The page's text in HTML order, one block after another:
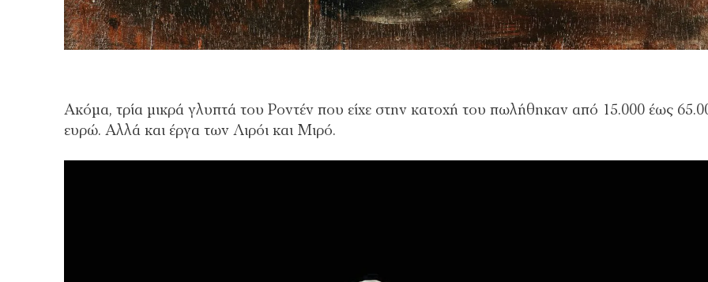
Ακόμα, τρία μικρά γλυπτά του Ροντέν που είχε στην κατοχή του πωλήθηκαν από 15.000 έως
ευρώ. Αλλά και έργα των Λιρόι και Μιρό.